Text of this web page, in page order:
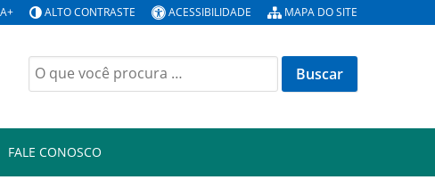
A+ ALTO CONTRASTE ACESSIBILIDADE MAPA DO SITE
Buscar
por:
FALE CONOSCO